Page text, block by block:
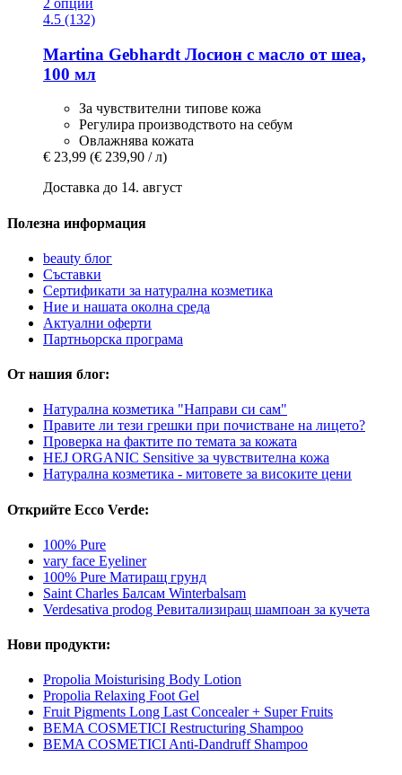
2 опции
4.5 (132)
Martina Gebhardt Лосион с масло от шеа,
100 мл
За чувствителни типове кожа
Регулира производството на себум
Овлажнява кожата
€ 23,99 (€ 239,90 / л)
Доставка до 14. август
Полезна информация
beauty блог
Съставки
Сертификати за натурална козметика
Ние и нашата околна среда
Актуални оферти
Партньорска програма
От нашия блог:
Натурална козметика "Направи си сам"
Правите ли тези грешки при почистване на лицето?
Проверка на фактите по темата за кожата
HEJ ORGANIC Sensitive за чувствителна кожа
Натурална козметика - митовете за високите цени
Открийте Ecco Verde:
100% Pure
vary face Eyeliner
100% Pure Матиращ грунд
Saint Charles Балсам Winterbalsam
Verdesativa prodog Ревитализиращ шампоан за кучета
Нови продукти:
Propolia Moisturising Body Lotion
Propolia Relaxing Foot Gel
Fruit Pigments Long Last Concealer + Super Fruits
BEMA COSMETICI Restructuring Shampoo
BEMA COSMETICI Anti-Dandruff Shampoo